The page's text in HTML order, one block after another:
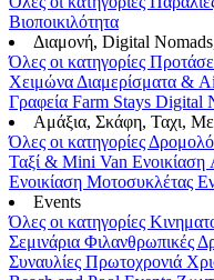
Βιοποικιλότητα
Διαμονή, Digital
Όλες οι κατηγορίες
Χειμώνα Διαμερίσματα &
Γραφεία Farm Stays Digital
Αμάξια, Σκάφη, Ταχι,
Όλες οι κατηγορίες
Ταξί & Μini Van Ενοικίαση
Ενοικίαση Μοτοσυκλέτας
Events
Όλες οι κατηγορίες
Σεμινάρια Φιλανθρωπικές
Συναυλίες Πρωτοχρονιά